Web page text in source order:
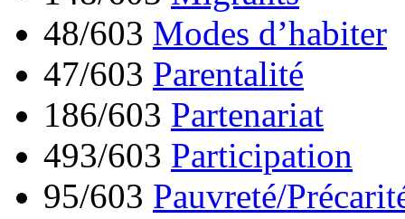
48/603 Modes d’habiter
47/603 Parentalité
186/603 Partenariat
493/603 Participation
95/603 Pauvreté/